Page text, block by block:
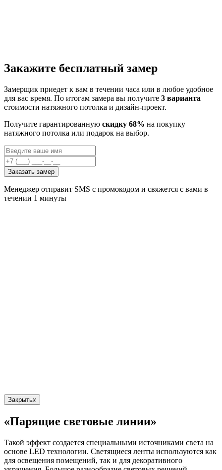
Закажите бесплатный замер
Замерщик приедет к вам в течении часа или в любое удобное
для вас время. По итогам замера вы получите 3 варианта
стоимости натяжного потолка и дизайн-проект.
Получите гарантированную скидку 68% на покупку
натяжного потолка или подарок на выбор.
Заказать замер
Менеджер отправит SMS с промокодом и свяжется с вами в
течении 1 минуты
Закрытьx
«Парящие световые линии»
Такой эффект создается специальными источниками света на
основе LED технологии. Светящиеся ленты используются как
для освещения помещений, так и для декоративного